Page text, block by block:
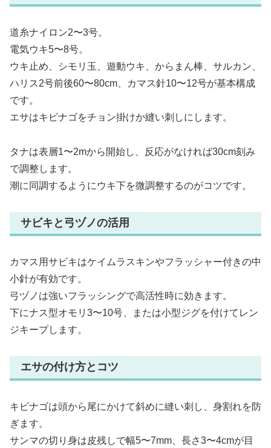
道糸ナイロン2〜3号。
電気ウキ5〜8号。
ウキ止め、シモリ玉、遊動ウキ、からまん棒、サルカン、
ハリス2号前後60〜80cm、カマス針10〜12号が基本構成
です。
エサはキビナゴをチョン掛けか縫い刺しにします。
タナは表層1〜2mから開始し、反応がなければ30cm刻み
で調整します。
潮に同調するようにウキ下を微調整するのがコツです。
サビキと弓ヅノの活用
カマス用サビキはケイムラスキンやフラッシャー付きの中
小針が有効です。
弓ヅノは強いフラッシングで高活性時に効きます。
下にナス型オモリ3〜10号、または小型ジグを付けてレン
ジキープします。
エサの付け方とコツ
キビナゴは頭から尾にかけて斜めに縫い刺し、身割れを防
ぎます。
サンマの切り身は皮残しで幅5〜7mm、長さ3〜4cmが目